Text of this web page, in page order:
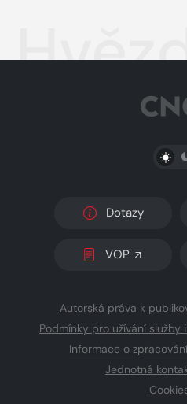
Dotazy
VOP
Autorská práva k
Podmínky pro užívání
Informace o
Jednotná